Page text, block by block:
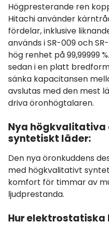
Högpresterande ren
Hitachi använder
fördelar, inklusive
används i SR-009 och
hög renhet på 99,99999
sedan i en platt
sänka kapacitansen
avslutas med den mest
driva öronhögtalaren.
Nya högkvalitativa
syntetiskt läder:
Den nya öronkuddens
med högkvalitativt
komfort för timmar av
ljudprestanda.
Hur elektrostatiska